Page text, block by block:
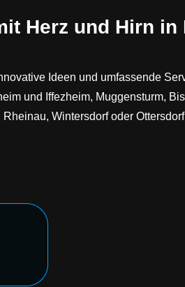
Herz und Hirn in
Ideen und umfassende
und Iffezheim, Muggensturm,
Wintersdorf oder